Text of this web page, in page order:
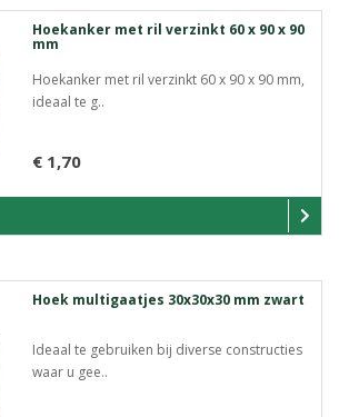
Hoekanker met ril verzinkt 60 x 90 x 90
mm
Hoekanker met ril verzinkt 60 x 90 x 90 mm,
ideaal te g..
€ 1,70
Hoek multigaatjes 30x30x30 mm zwart
Ideaal te gebruiken bij diverse constructies
waar u gee..